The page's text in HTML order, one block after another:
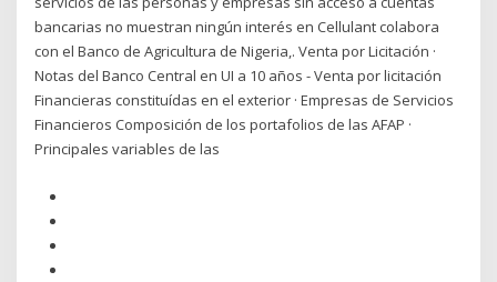
bancarias no muestran ningún interés en Cellulant colabora
con el Banco de Agricultura de Nigeria,. Venta por Licitación ·
Notas del Banco Central en UI a 10 años - Venta por licitación
Financieras constituídas en el exterior · Empresas de Servicios
Financieros Composición de los portafolios de las AFAP ·
Principales variables de las